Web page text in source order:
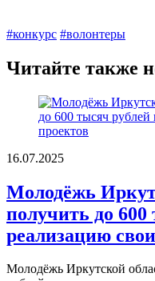
#конкурс #волонтеры
Читайте также
16.07.2025
Молодёжь
получить до
реализацию
Молодёжь Иркутской